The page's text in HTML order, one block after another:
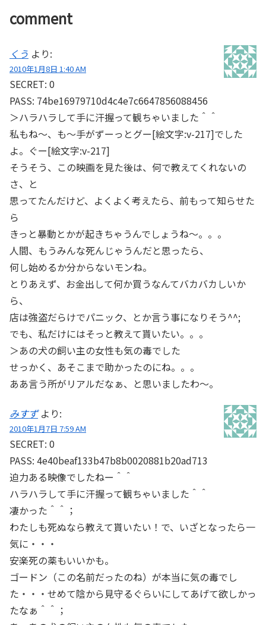
comment
くう より:
2010年1月8日 1:40 AM
SECRET: 0
PASS: 74be16979710d4c4e7c6647856088456
＞ハラハラして手に汗握って観ちゃいました＾＾
私もね～、も～手がずーっとグー[絵文字:v-217]でした
よ。ぐー[絵文字:v-217]
そうそう、この映画を見た後は、何で教えてくれないの
さ、と
思ってたんだけど、よくよく考えたら、前もって知らせた
ら
きっと暴動とかが起きちゃうんでしょうね～。。。
人間、もうみんな死んじゃうんだと思ったら、
何し始めるか分からないモンね。
とりあえず、お金出して何か買うなんてバカバカしいか
ら、
店は強盗だらけでパニック、とか言う事になりそう^^;
でも、私だけにはそっと教えて貰いたい。。。
＞あの犬の飼い主の女性も気の毒でした
せっかく、あそこまで助かったのにね。。。
ああ言う所がリアルだなぁ、と思いましたわ～。
みすず より:
2010年1月7日 7:59 AM
SECRET: 0
PASS: 4e40beaf133b47b8b0020881b20ad713
迫力ある映像でしたねー＾＾
ハラハラして手に汗握って観ちゃいました＾＾
凄かった＾＾；
わたしも死ぬなら教えて貰いたい！で、いざとなったら一
気に・・・
安楽死の薬もいいかも。
ゴードン（この名前だったのね）が本当に気の毒でし
た・・・せめて陰から見守るぐらいにしてあげて欲しかっ
たなぁ＾＾；